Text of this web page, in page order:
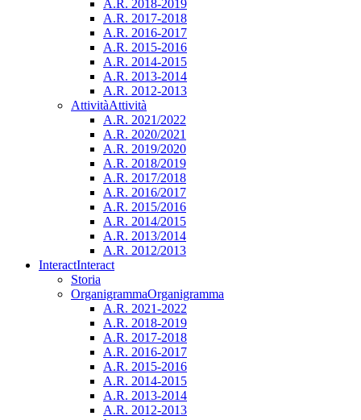
A.R. 2018-2019
A.R. 2017-2018
A.R. 2016-2017
A.R. 2015-2016
A.R. 2014-2015
A.R. 2013-2014
A.R. 2012-2013
AttivitàAttività
A.R. 2021/2022
A.R. 2020/2021
A.R. 2019/2020
A.R. 2018/2019
A.R. 2017/2018
A.R. 2016/2017
A.R. 2015/2016
A.R. 2014/2015
A.R. 2013/2014
A.R. 2012/2013
InteractInteract
Storia
OrganigrammaOrganigramma
A.R. 2021-2022
A.R. 2018-2019
A.R. 2017-2018
A.R. 2016-2017
A.R. 2015-2016
A.R. 2014-2015
A.R. 2013-2014
A.R. 2012-2013